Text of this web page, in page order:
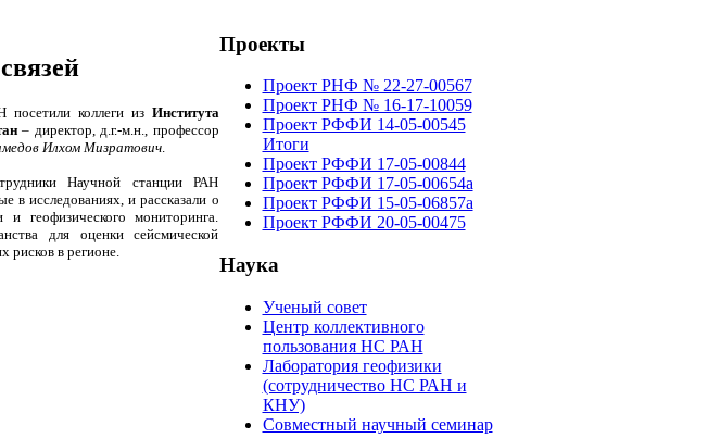
коллеги из Института
– директор, д.г.-м.н., профессор
Илхом Мизратович.
Научной станции РАН
в исследованиях, и рассказали о
геофизического мониторинга.
для оценки сейсмической
в регионе.
Проекты
Проект РНФ № 22-27-00567
Проект РНФ № 16-17-10059
Проект РФФИ 14-05-00545
Итоги
Проект РФФИ 17-05-00844
Проект РФФИ 17-05-00654а
Проект РФФИ 15-05-06857а
Проект РФФИ 20-05-00475
Наука
Ученый совет
Центр коллективного
пользования НС РАН
Лаборатория геофизики
(сотрудничество НС РАН и
КНУ)
Cовместный научный семинар